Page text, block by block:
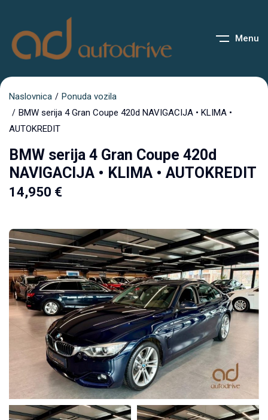
Menu
Naslovnica
Ponuda vozila
BMW serija 4 Gran Coupe 420d NAVIGACIJA • KLIMA •
AUTOKREDIT
BMW serija 4 Gran Coupe 420d
NAVIGACIJA • KLIMA • AUTOKREDIT
14,950 €